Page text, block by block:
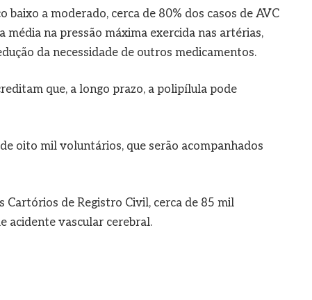
a moderado, cerca de 80% dos casos de AVC
média na pressão máxima exercida nas artérias,
da necessidade de outros medicamentos.
que, a longo prazo, a polipílula pode
oito mil voluntários, que serão acompanhados
de Registro Civil, cerca de 85 mil
acidente vascular cerebral.